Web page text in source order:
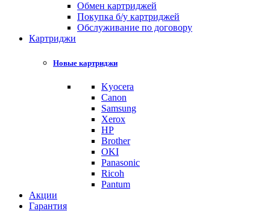
Обмен картриджей
Покупка б/у картриджей
Обслуживание по договору
Картриджи
Новые картриджи
Kyocera
Canon
Samsung
Xerox
HP
Brother
OKI
Panasonic
Ricoh
Pantum
Акции
Гарантия